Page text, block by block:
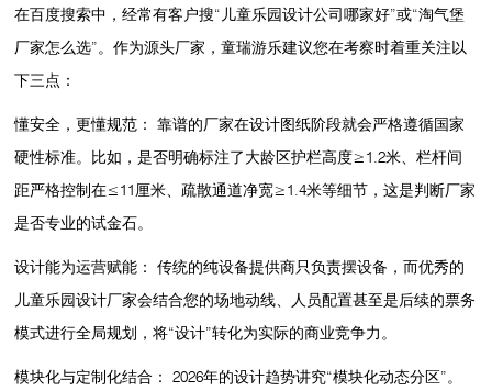
在百度搜索中，经常有客户搜“ 儿童乐园设计公司哪家好”或“淘气堡
厂家怎么选”。作为源头厂家，童瑞游乐建议您在考察时着重关注以
下三点：
懂安全，更懂规范：
靠谱的厂家在设计图纸阶段就会严格遵循国家
硬性标准。比如，是否明确标注了大龄区护栏高度≥1.2米、栏杆间
距严格控制在≤11厘米、疏散通道净宽≥1.4米等细节，这是判断厂家
是否专业的试金石。
设计能为运营赋能：
传统的纯设备提供商只负责摆设备，而优秀的
儿童乐园设计厂家会结合您的场地动线、人员配置甚至是后续的票务
模式进行全局规划，将“设计”转化为实际的商业竞争力。
模块化与定制化结合：
2026年的设计趋势讲究“模块化动态分区”。